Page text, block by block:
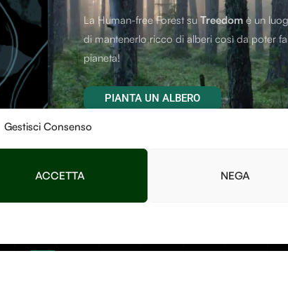
Gestisci Consenso
ACCETTA NEGA
La Human-free Forest suTreedom è un
di mantenerlo ricco di alberi così da poter
pianeta!
PIANTA UN ALBERO